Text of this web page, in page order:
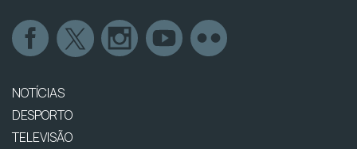
NOTÍCIAS
DESPORTO
TELEVISÃO